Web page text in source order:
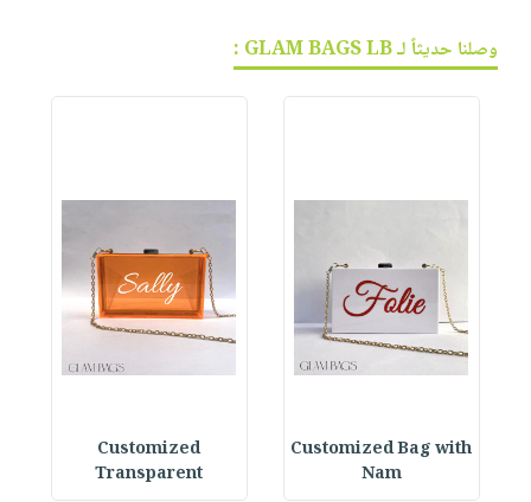
وصلنا حديثاً لـ GLAM BAGS LB :
Customized Bag with
Nam
Customized
Transparent